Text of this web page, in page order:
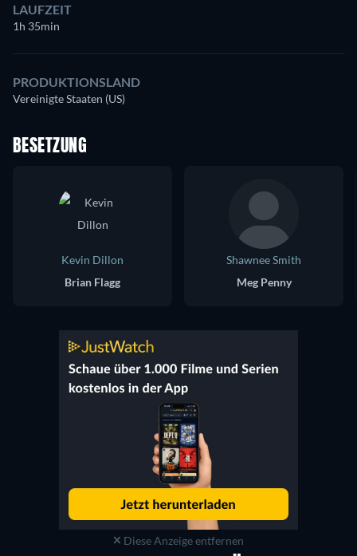
LAUFZEIT
1h 35min
PRODUKTIONSLAND
Vereinigte Staaten (US)
BESETZUNG
Kevin Dillon
Brian Flagg
Shawnee Smith
Meg Penny
Diese Anzeige entfernen